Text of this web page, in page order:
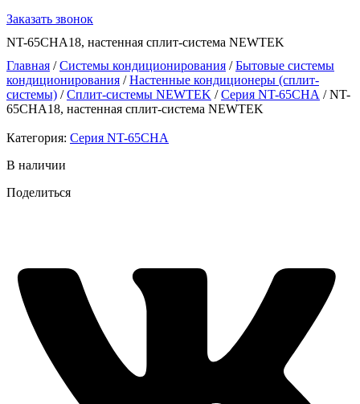
Заказать звонок
NT-65CHA18, настенная сплит-система NEWTEK
Главная /Системы кондиционирования /Бытовые системы
кондиционирования /Настенные кондиционеры (сплит-
системы) /Сплит-системы NEWTEK /Серия NT-65CHA / NT-
65CHA18, настенная сплит-система NEWTEK
Категория: Серия NT-65CHA
В наличии
Поделиться